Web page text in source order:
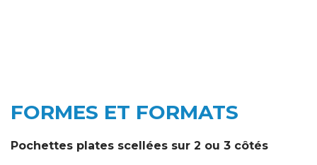
FORMES ET FORMATS
Pochettes plates scellées sur 2 ou 3 côtés